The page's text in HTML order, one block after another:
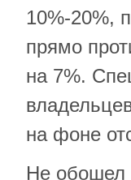
10%-20%,
прямо
на 7%.
на фоне
Не обошел